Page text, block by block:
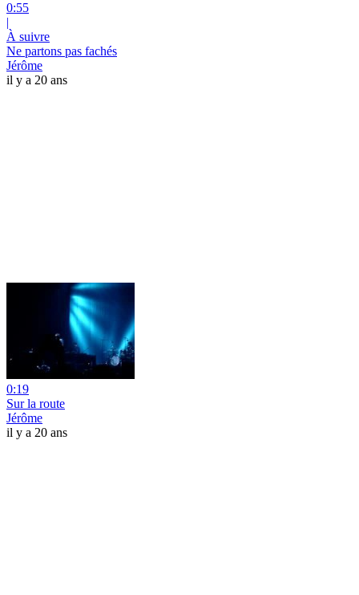
0:55
|
À suivre
Ne partons pas fachés
Jérôme
il y a 20 ans
0:19
Sur la route
Jérôme
il y a 20 ans